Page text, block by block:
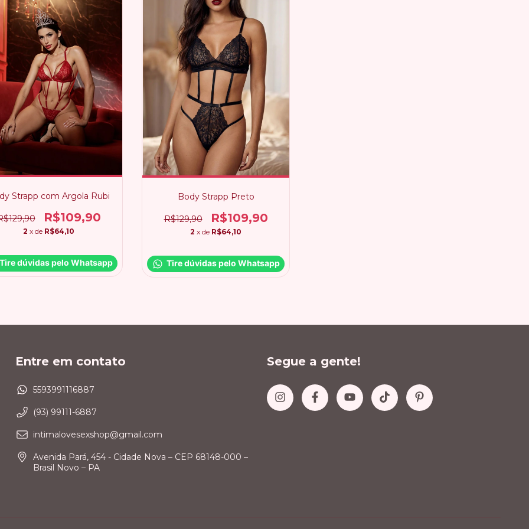
Strapp com Argola Rubi
R$109,90
2 x de R$64,10
Tire dúvidas pelo Whatsapp
Body Strapp Preto
R$129,90 R$109,90
2 x de R$64,10
Tire dúvidas pelo Whatsapp
Entre em contato
5593991116887
(93) 99111-6887
intimalovesexshop@gmail.com
Avenida Pará, 454 - Cidade Nova – CEP 68148-000 –
Brasil Novo – PA
Segue a gente!